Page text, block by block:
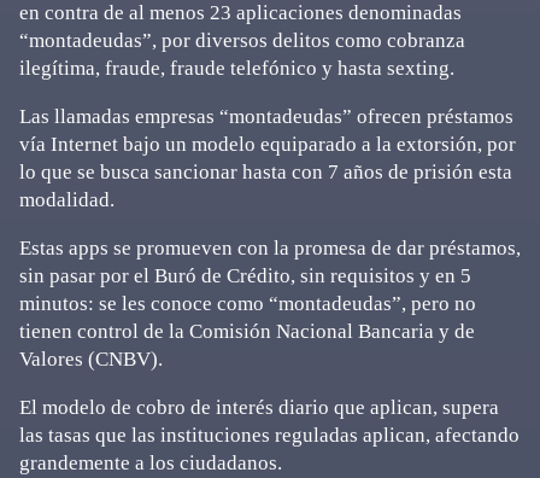
en contra de al menos 23 aplicaciones denominadas
“montadeudas”, por diversos delitos como cobranza
ilegítima, fraude, fraude telefónico y hasta sexting.
Las llamadas empresas “montadeudas” ofrecen préstamos
vía Internet bajo un modelo equiparado a la extorsión, por
lo que se busca sancionar hasta con 7 años de prisión esta
modalidad.
Estas apps se promueven con la promesa de dar préstamos,
sin pasar por el Buró de Crédito, sin requisitos y en 5
minutos: se les conoce como “montadeudas”, pero no
tienen control de la Comisión Nacional Bancaria y de
Valores (CNBV).
El modelo de cobro de interés diario que aplican, supera
las tasas que las instituciones reguladas aplican, afectando
grandemente a los ciudadanos.